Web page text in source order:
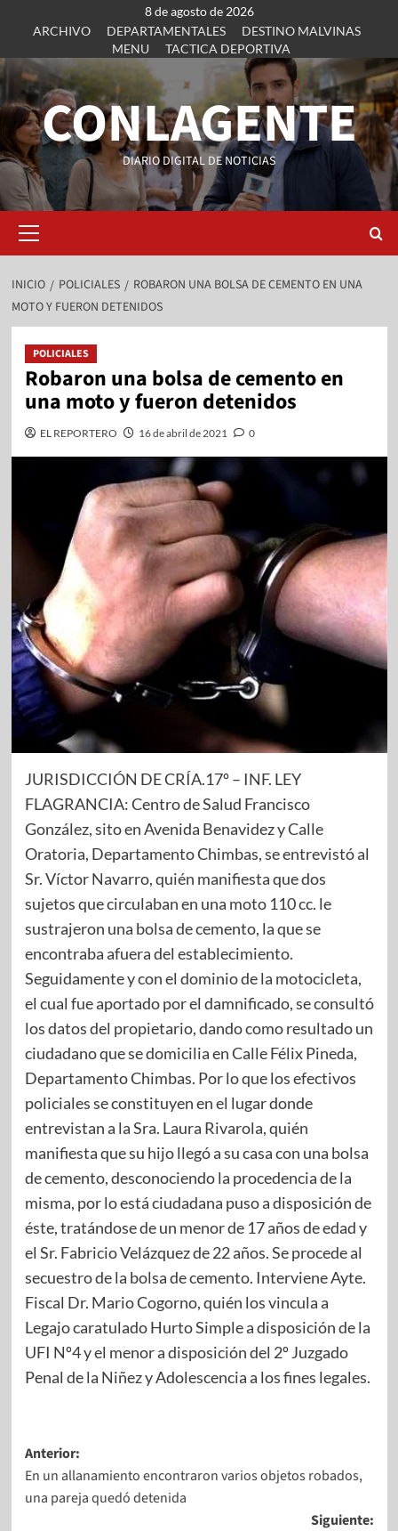
8 de agosto de 2026
ARCHIVO
DEPARTAMENTALES
DESTINO MALVINAS
MENU
TACTICA DEPORTIVA
CONLAGENTE
DIARIO DIGITAL DE NOTICIAS
INICIO POLICIALES
ROBARON UNA BOLSA DE CEMENTO EN UNA
MOTO Y FUERON DETENIDOS
POLICIALES
Robaron una bolsa de cemento en
una moto y fueron detenidos
EL REPORTERO 16 de abril de 2021 0
JURISDICCIÓN DE CRÍA.17º – INF. LEY
FLAGRANCIA: Centro de Salud Francisco
González, sito en Avenida Benavidez y Calle
Oratoria, Departamento Chimbas, se entrevistó al
Sr. Víctor Navarro, quién manifiesta que dos
sujetos que circulaban en una moto 110 cc. le
sustrajeron una bolsa de cemento, la que se
encontraba afuera del establecimiento.
Seguidamente y con el dominio de la motocicleta,
el cual fue aportado por el damnificado, se consultó
los datos del propietario, dando como resultado un
ciudadano que se domicilia en Calle Félix Pineda,
Departamento Chimbas. Por lo que los efectivos
policiales se constituyen en el lugar donde
entrevistan a la Sra. Laura Rivarola, quién
manifiesta que su hijo llegó a su casa con una bolsa
de cemento, desconociendo la procedencia de la
misma, por lo está ciudadana puso a disposición de
éste, tratándose de un menor de 17 años de edad y
el Sr. Fabricio Velázquez de 22 años. Se procede al
secuestro de la bolsa de cemento. Interviene Ayte.
Fiscal Dr. Mario Cogorno, quién los vincula a
Legajo caratulado Hurto Simple a disposición de la
UFI Nº4 y el menor a disposición del 2º Juzgado
Penal de la Niñez y Adolescencia a los fines legales.​
Anterior:
En un allanamiento encontraron varios objetos robados,
una pareja quedó detenida
Siguiente: